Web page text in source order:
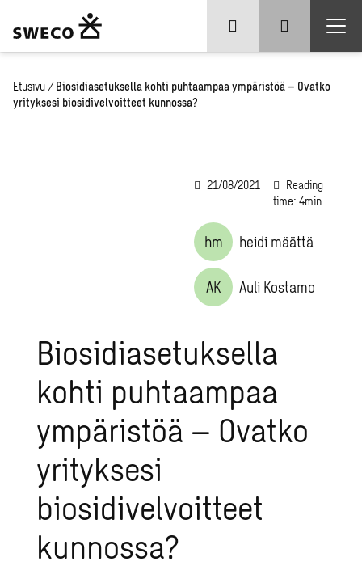
Etusivu / Biosidiasetuksella kohti puhtaampaa ympäristöä – Ovatko
yrityksesi biosidivelvoitteet kunnossa?
21/08/2021
Reading
time: 4min
hm heidi määttä
AK Auli Kostamo
Biosidiasetuksella
kohti puhtaampaa
ympäristöä – Ovatko
yrityksesi
biosidivelvoitteet
kunnossa?